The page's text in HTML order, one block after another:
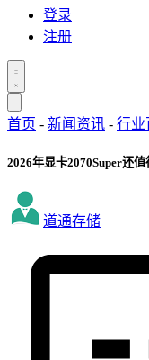
登录
注册
首页 - 新闻资讯 - 行业
2026年显卡2070Super还
道通存储